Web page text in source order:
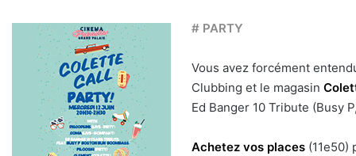
# PARTY
Vous avez forcément
Clubbing et le magasin
Ed Banger 10 Tribute (Busy
Achetez vos places (11e50)